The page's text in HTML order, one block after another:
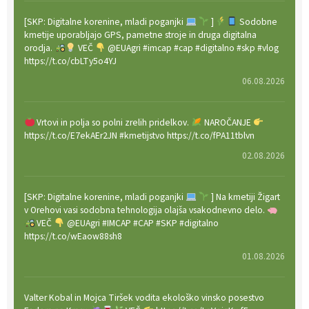
[SKP: Digitalne korenine, mladi poganjki ]
Sodobne
kmetije uporabljajo GPS, pametne stroje in druga digitalna
orodja.
VEČ
@EUAgri #imcap #cap #digitalno #skp #vlog
https://t.co/cbLTy5o4YJ
06.08.2026
Vrtovi in polja so polni zrelih pridelkov.
NAROČANJE
https://t.co/E7ekAEr2JN #kmetijstvo https://t.co/fPA11tblvn
02.08.2026
[SKP: Digitalne korenine, mladi poganjki
] Na kmetiji Žigart
v Orehovi vasi sodobna tehnologija olajša vsakodnevno delo.
VEČ
@EUAgri #IMCAP #CAP #SKP #digitalno
https://t.co/wEaow88sh8
01.08.2026
Valter Kobal in Mojca Tiršek vodita ekološko vinsko posestvo